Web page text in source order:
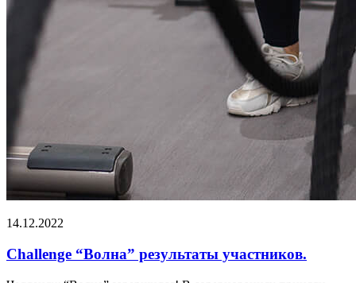
14.12.2022
Сhallenge “Волна” результаты участников.